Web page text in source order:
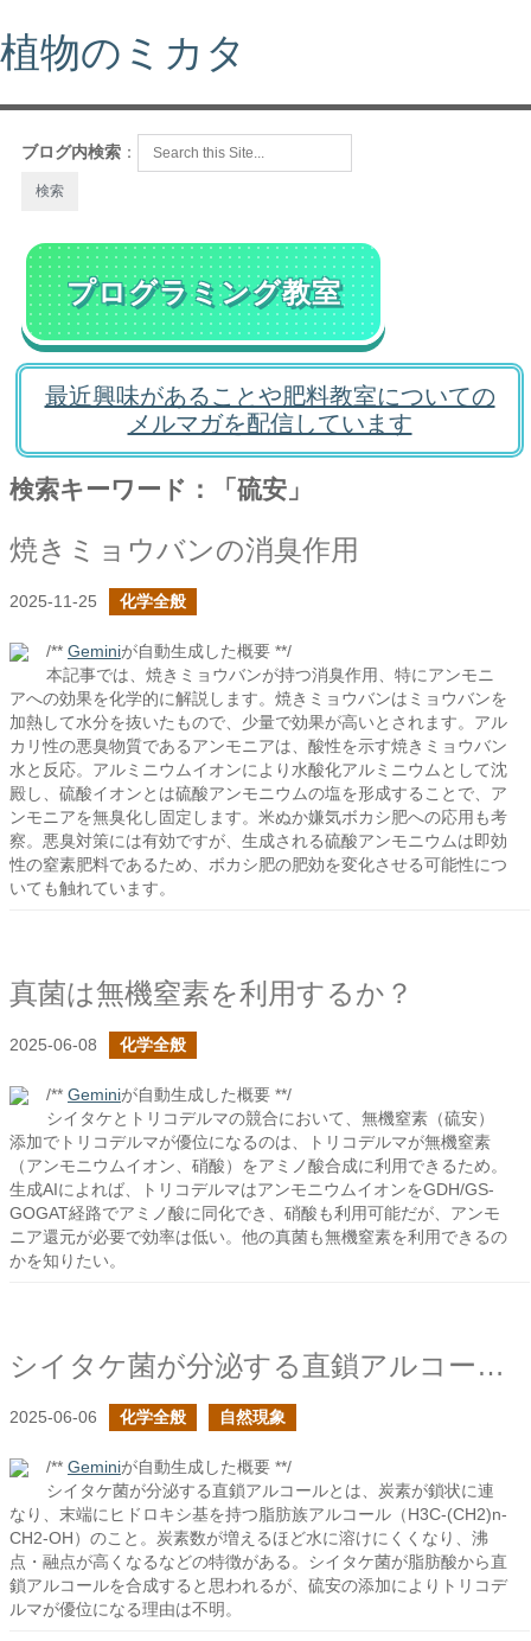
植物のミカタ
ブログ内検索 ：
プログラミング教室
最近興味があることや肥料教室についての
メルマガを配信しています
検索キーワード：「硫安」
焼きミョウバンの消臭作用
2025-11-25 化学全般
/** Geminiが自動生成した概要 **/
本記事では、焼きミョウバンが持つ消臭作用、特にアンモニ
アへの効果を化学的に解説します。焼きミョウバンはミョウバンを
加熱して水分を抜いたもので、少量で効果が高いとされます。アル
カリ性の悪臭物質であるアンモニアは、酸性を示す焼きミョウバン
水と反応。アルミニウムイオンにより水酸化アルミニウムとして沈
殿し、硫酸イオンとは硫酸アンモニウムの塩を形成することで、ア
ンモニアを無臭化し固定します。米ぬか嫌気ボカシ肥への応用も考
察。悪臭対策には有効ですが、生成される硫酸アンモニウムは即効
性の窒素肥料であるため、ボカシ肥の肥効を変化させる可能性につ
いても触れています。
真菌は無機窒素を利用するか？
2025-06-08 化学全般
/** Geminiが自動生成した概要 **/
シイタケとトリコデルマの競合において、無機窒素（硫安）
添加でトリコデルマが優位になるのは、トリコデルマが無機窒素
（アンモニウムイオン、硝酸）をアミノ酸合成に利用できるため。
生成AIによれば、トリコデルマはアンモニウムイオンをGDH/GS-
GOGAT経路でアミノ酸に同化でき、硝酸も利用可能だが、アンモ
ニア還元が必要で効率は低い。他の真菌も無機窒素を利用できるの
かを知りたい。
シイタケ菌が分泌する直鎖アルコールとは何だ？
2025-06-06 化学全般 自然現象
/** Geminiが自動生成した概要 **/
シイタケ菌が分泌する直鎖アルコールとは、炭素が鎖状に連
なり、末端にヒドロキシ基を持つ脂肪族アルコール（H3C-(CH2)n-
CH2-OH）のこと。炭素数が増えるほど水に溶けにくくなり、沸
点・融点が高くなるなどの特徴がある。シイタケ菌が脂肪酸から直
鎖アルコールを合成すると思われるが、硫安の添加によりトリコデ
ルマが優位になる理由は不明。